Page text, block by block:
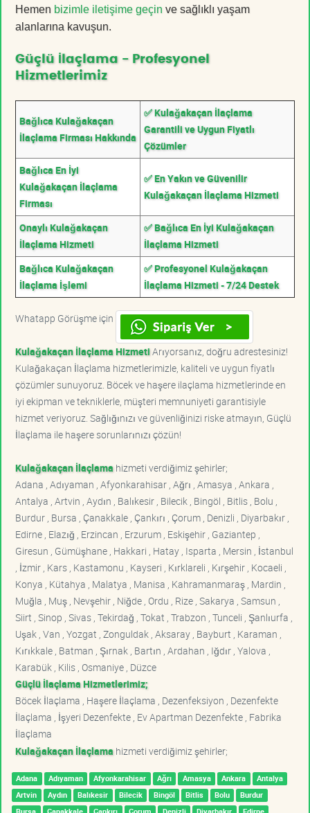
Hemen bizimle iletişime geçin ve sağlıklı yaşam
alanlarına kavuşun.
Güçlü İlaçlama - Profesyonel
Hizmetlerimiz
Bağlıca Kulağakaçan
İlaçlama Firması Hakkında
✅ Kulağakaçan İlaçlama
Garantili ve Uygun Fiyatlı
Çözümler
Bağlıca En İyi
Kulağakaçan İlaçlama
Firması
✅ En Yakın ve Güvenilir
Kulağakaçan İlaçlama Hizmeti
Onaylı Kulağakaçan
İlaçlama Hizmeti
✅ Bağlıca En İyi Kulağakaçan
İlaçlama Hizmeti
Bağlıca Kulağakaçan
İlaçlama İşlemi
✅ Profesyonel Kulağakaçan
İlaçlama Hizmeti - 7/24 Destek
Whatapp Görüşme için
Kulağakaçan İlaçlama HizmetiArıyorsanız, doğru adrestesiniz!
Kulağakaçan İlaçlama hizmetlerimizle, kaliteli ve uygun fiyatlı
çözümler sunuyoruz. Böcek ve haşere ilaçlama hizmetlerinde en
iyi ekipman ve tekniklerle, müşteri memnuniyeti garantisiyle
hizmet veriyoruz. Sağlığınızı ve güvenliğinizi riske atmayın, Güçlü
İlaçlama ile haşere sorunlarınızı çözün!
Kulağakaçan İlaçlama hizmeti verdiğimiz şehirler;
Adana , Adıyaman , Afyonkarahisar , Ağrı , Amasya , Ankara ,
Antalya , Artvin , Aydın , Balıkesir , Bilecik , Bingöl , Bitlis , Bolu ,
Burdur , Bursa , Çanakkale , Çankırı , Çorum , Denizli , Diyarbakır ,
Edirne , Elazığ , Erzincan , Erzurum , Eskişehir , Gaziantep ,
Giresun , Gümüşhane , Hakkari , Hatay , Isparta , Mersin , İstanbul
, İzmir , Kars , Kastamonu , Kayseri , Kırklareli , Kırşehir , Kocaeli ,
Konya , Kütahya , Malatya , Manisa , Kahramanmaraş , Mardin ,
Muğla , Muş , Nevşehir , Niğde , Ordu , Rize , Sakarya , Samsun ,
Siirt , Sinop , Sivas , Tekirdağ , Tokat , Trabzon , Tunceli , Şanlıurfa ,
Uşak , Van , Yozgat , Zonguldak , Aksaray , Bayburt , Karaman ,
Kırıkkale , Batman , Şırnak , Bartın , Ardahan , Iğdır , Yalova ,
Karabük , Kilis , Osmaniye , Düzce
Güçlü İlaçlama Hizmetlerimiz;
Böcek İlaçlama , Haşere İlaçlama , Dezenfeksiyon , Dezenfekte
İlaçlama , İşyeri Dezenfekte , Ev Apartman Dezenfekte , Fabrika
İlaçlama
Kulağakaçan İlaçlama hizmeti verdiğimiz şehirler;
Adana Adıyaman Afyonkarahisar Ağrı Amasya Ankara
Antalya
Artvin
Aydın Balıkesir Bilecik Bingöl Bitlis Bolu
Burdur